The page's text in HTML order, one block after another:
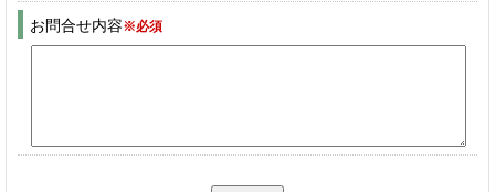
お問合せ内容※必須